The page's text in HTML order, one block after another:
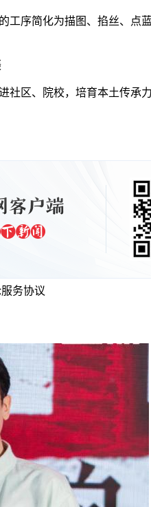
序简化为描图、掐丝、点
区、院校，培育本土传承
务协议